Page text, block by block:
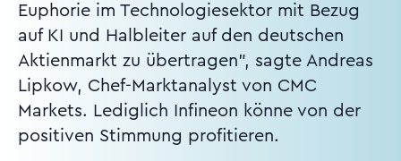
Euphorie im Technologiesektor mit Bezug
auf KI und Halbleiter auf den deutschen
Aktienmarkt zu übertragen", sagte Andreas
Lipkow, Chef-Marktanalyst von CMC
Markets. Lediglich Infineon könne von der
positiven Stimmung profitieren.